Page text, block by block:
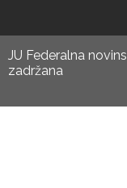
JU Federalna
zadržana